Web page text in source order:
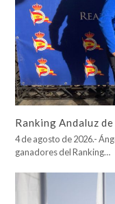
Ranking Andaluz
4 de agosto de 2026.-
ganadores del Ranking…